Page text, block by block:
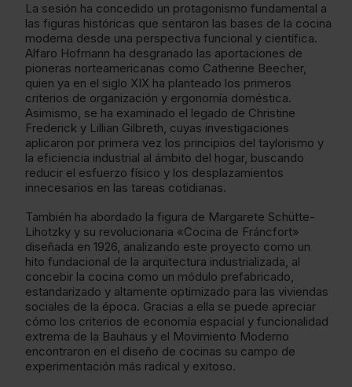
La sesión ha concedido un protagonismo fundamental a
las figuras históricas que sentaron las bases de la cocina
moderna desde una perspectiva funcional y científica.
Alfaro Hofmann ha desgranado las aportaciones de
pioneras norteamericanas como Catherine Beecher,
quien ya en el siglo XIX ha planteado los primeros
criterios de organización y ergonomía doméstica.
Asimismo, se ha examinado el legado de Christine
Frederick y Lillian Gilbreth, cuyas investigaciones
aplicaron por primera vez los principios del taylorismo y
la eficiencia industrial al ámbito del hogar, buscando
reducir el esfuerzo físico y los desplazamientos
innecesarios en las tareas cotidianas.
También ha abordado la figura de Margarete Schütte-
Lihotzky y su revolucionaria «Cocina de Fráncfort»
diseñada en 1926, analizando este proyecto como un
hito fundacional de la arquitectura industrializada, al
concebir la cocina como un módulo prefabricado,
estandarizado y altamente optimizado para las viviendas
sociales de la época. Gracias a ella se puede apreciar
cómo los criterios de economía espacial y funcionalidad
extrema de la Bauhaus y el Movimiento Moderno
encontraron en el diseño de cocinas su campo de
experimentación más radical y exitoso.